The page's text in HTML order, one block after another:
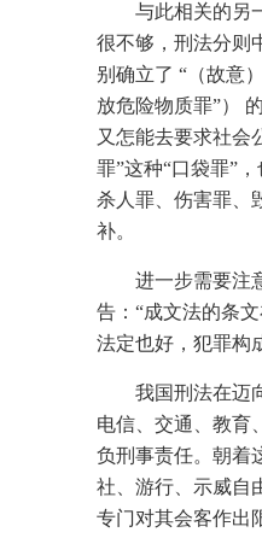
与此相关的另
很不够，刑法分则
别确立了 “（故意
放危险物质罪”）
又怎能去要求社会
罪”这种“口袋罪”
杀人罪、伤害罪、
补。
进一步需要注
告：“成文法的条
法定也好，犯罪构
我国刑法在迈
电信、交通、教育
负刑事责任。朝着
社、游行、示威自
专门对其会客作出